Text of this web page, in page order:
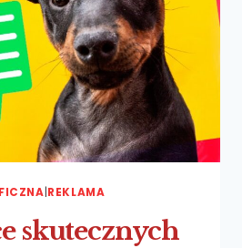
REKLAMA
skutecznych